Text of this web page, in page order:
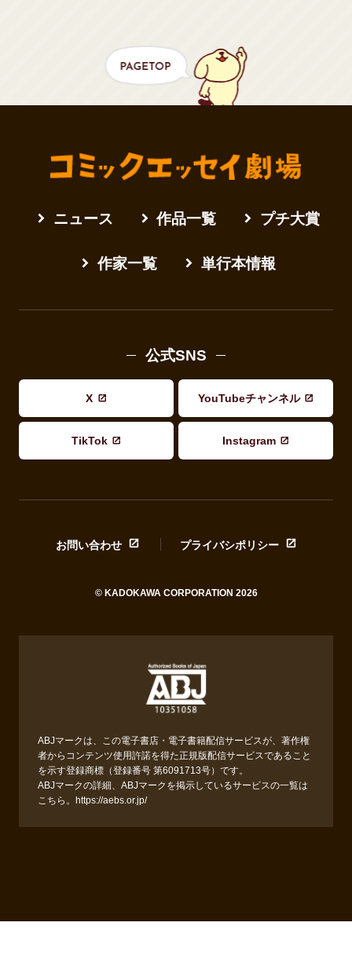
ニュース 作品一覧 プチ大賞
作家一覧 単行本情報
公式SNS
X YouTubeチャンネル
TikTok Instagram
お問い合わせ プライバシポリシー
© KADOKAWA CORPORATION 2026
ABJマークは、この電子書店・電子書籍配信サービスが、著作権
者からコンテンツ使用許諾を得た正規版配信サービスであること
を示す登録商標（登録番号 第6091713号）です。
ABJマークの詳細、ABJマークを掲示しているサービスの一覧は
こちら。
https://aebs.or.jp/